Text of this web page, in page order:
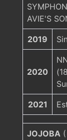
AVIE'S
2019
2020
2021
JOJOBA